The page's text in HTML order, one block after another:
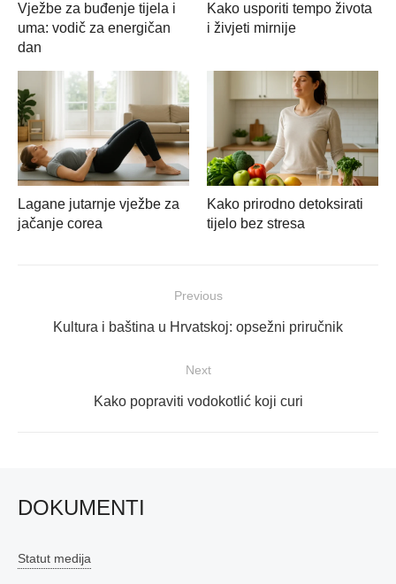
Vježbe za buđenje tijela i
uma: vodič za energičan
dan
Kako usporiti tempo života
i živjeti mirnije
Lagane jutarnje vježbe za
jačanje corea
Kako prirodno detoksirati
tijelo bez stresa
objava
Previous
Previous
Kultura i baština u Hrvatskoj: opsežni priručnik
Next
Next
Kako popraviti vodokotlić koji curi
DOKUMENTI
Statut medija